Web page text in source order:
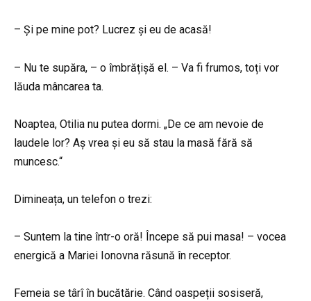
– Și pe mine pot? Lucrez și eu de acasă!
– Nu te supăra, – o îmbrățișă el. – Va fi frumos, toți vor
lăuda mâncarea ta.
Noaptea, Otilia nu putea dormi. „De ce am nevoie de
laudele lor? Aș vrea și eu să stau la masă fără să
muncesc.“
Dimineața, un telefon o trezi:
– Suntem la tine într-o oră! Începe să pui masa! – vocea
energică a Mariei Ionovna răsună în receptor.
Femeia se târî în bucătărie. Când oaspeții sosiseră,